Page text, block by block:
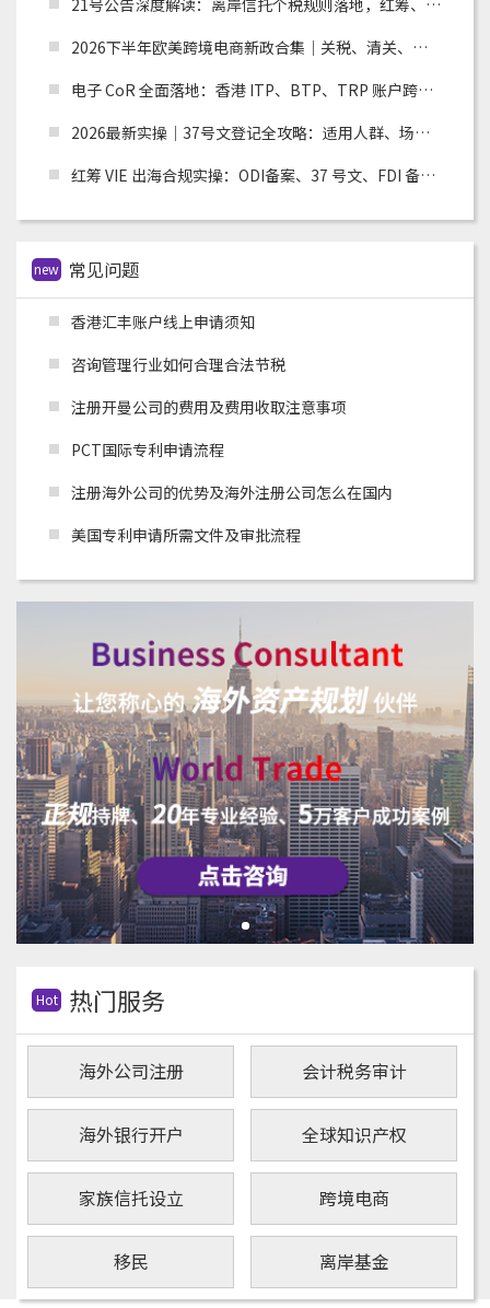
2026下半年欧美跨境电商新政合集｜关税、清关、环保合规全面收紧，卖家如何应对？
电子 CoR 全面落地：香港 ITP、BTP、TRP 账户跨境税务合规实操指南
2026最新实操｜37号文登记全攻略：适用人群、场景、流程及材料清单
红筹 VIE 出海合规实操：ODI备案、37 号文、FDI 备案适用场景全解析
new 常见问题
香港汇丰账户线上申请须知
咨询管理行业如何合理合法节税
注册开曼公司的费用及费用收取注意事项
PCT国际专利申请流程
注册海外公司的优势及海外注册公司怎么在国内
美国专利申请所需文件及审批流程
Hot 热门服务
海外公司注册 会计税务审计
海外银行开户 全球知识产权
家族信托设立 跨境电商
移民 离岸基金